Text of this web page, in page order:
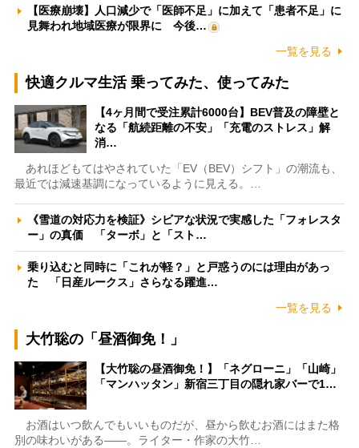
【医療崩壊】人口減少で「医師不足」に加えて「患者不足」に
見舞われ地域医療が限界に 今後…
一覧を見る
快適クルマ生活 乗ってみた、使ってみた
【4ヶ月間で受注累計6000台】BEV普及の障壁と
なる「航続距離の不安」「充電のストレス」解
消…
あれほどもてはやされていた「EV（BEV）シフト」の潮流も、
最近では減速基調になっているように見える。…
《雪道の対応力を検証》シビアな状況で実感した「フォレスタ
ー」の真価 「ターボ」と「スト…
乗り込むと同時に「これが軽？」と戸惑うのには理由があっ
た 「日産ルークス」さらなる躍進…
一覧を見る
大竹聡の「昼酒御免！」
【大竹聡の昼酒御免！】「ネグローニ」「山崎」
「マンハッタン」新宿三丁目の隠れ家バーで1…
お酒はいつ飲んでもいいものだが、昼から飲むお酒にはまた格
別の味わいがある――。ライター・作家の大竹…